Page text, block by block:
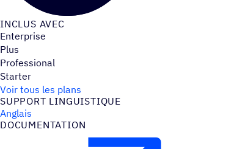
INCLUS AVEC
Enterprise
Plus
Professional
Starter
Voir tous les plans
SUPPORT LINGUIS­TIQUE
Anglais
DOCU­MEN­TA­TION